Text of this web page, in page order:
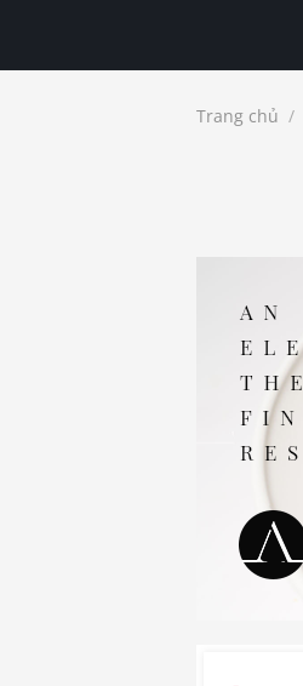
Trang chủ /